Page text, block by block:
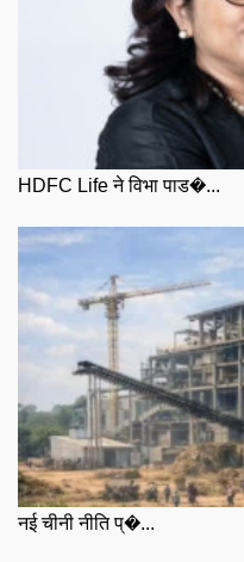
HDFC Life ने विभा पाड�...
नई चीनी नीति प्�...